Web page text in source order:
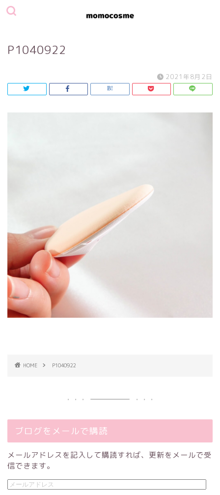
P1040922
2021年8月2日
HOME P1040922
ブログをメールで購読
メールアドレスを記入して購読すれば、更新をメールで受
信できます。